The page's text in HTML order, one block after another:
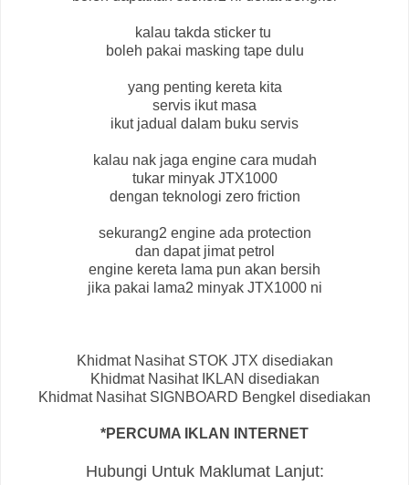
kalau takda sticker tu
boleh pakai masking tape dulu
yang penting kereta kita
servis ikut masa
ikut jadual dalam buku servis
kalau nak jaga engine cara mudah
tukar minyak JTX1000
dengan teknologi zero friction
sekurang2 engine ada protection
dan dapat jimat petrol
engine kereta lama pun akan bersih
jika pakai lama2 minyak JTX1000 ni
Khidmat Nasihat STOK JTX disediakan
Khidmat Nasihat IKLAN disediakan
Khidmat Nasihat SIGNBOARD Bengkel disediakan
*PERCUMA IKLAN INTERNET
Hubungi Untuk Maklumat Lanjut: